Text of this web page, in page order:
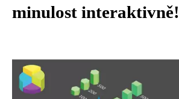
minulost interaktivně!